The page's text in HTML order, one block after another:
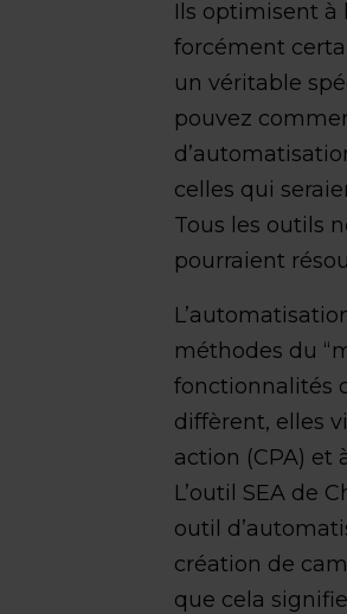
Ils optimisent à
forcément
un véritable
pouvez
celles qui
Tous les outils
pourraient
méthodes du
fonctionnalités
diffèrent, elles
action (CPA) et
L’outil SEA de
outil
création de
que cela